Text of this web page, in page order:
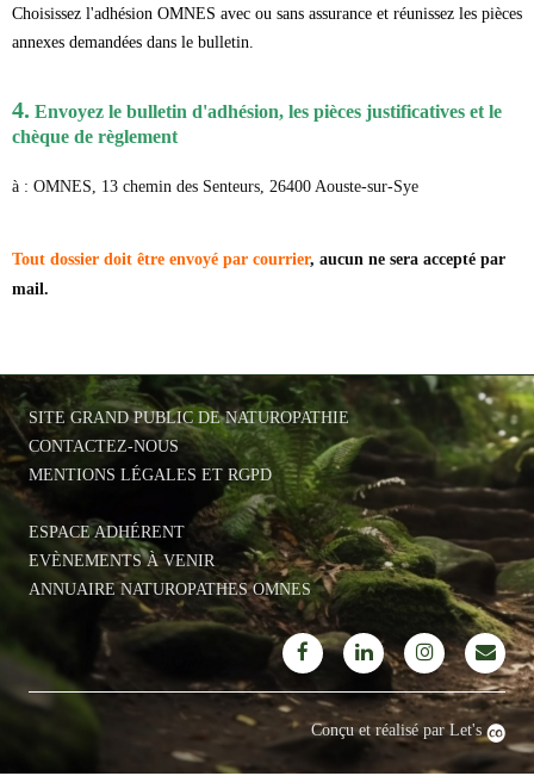
Choisissez l'adhésion OMNES avec ou sans assurance et réunissez les pièces
annexes demandées dans le bulletin.
4. Envoyez le bulletin d'adhésion, les pièces justificatives et le
chèque de règlement
à : OMNES, 13 chemin des Senteurs, 26400 Aouste-sur-Sye
Tout dossier doit être envoyé par courrier, aucun ne sera accepté par
mail.
SITE GRAND PUBLIC DE NATUROPATHIE
CONTACTEZ-NOUS
MENTIONS LÉGALES ET RGPD
ESPACE ADHÉRENT
EVÈNEMENTS À VENIR
ANNUAIRE NATUROPATHES OMNES
Conçu et réalisé par Let's